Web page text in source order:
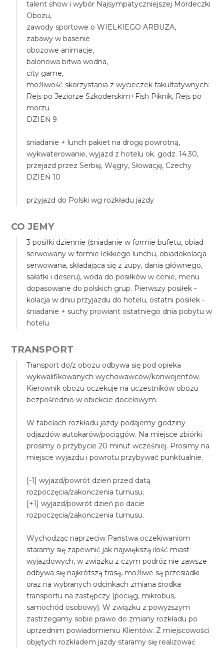
talent show i wybór Najsympatyczniejszej Mordeczki
Obozu,
zawody sportowe o WIELKIEGO ARBUZA,
zabawy w basenie
obozowe animacje,
balonowa bitwa wodna,
city game,
możliwość skorzystania z wycieczek fakultatywnych:
Rejs po Jeziorze Szkoderskim+Fish Piknik, Rejs po
morzu
DZIEŃ 9
śniadanie + lunch pakiet na drogę powrotną,
wykwaterowanie, wyjazd z hotelu ok. godz. 14.30,
przejazd przez Serbię, Węgry, Słowację, Czechy
DZIEŃ 10
przyjazd do Polski wg rozkładu jazdy
CO JEMY
3 posiłki dziennie (śniadanie w formie bufetu, obiad
serwowany w formie lekkiego lunchu, obiadokolacja
serwowana, składająca się z zupy, dania głównego,
sałatki i deseru), woda do posiłków w cenie, menu
dopasowane do polskich grup. Pierwszy posiłek -
kolacja w dniu przyjazdu do hotelu, ostatni posiłek -
śniadanie + suchy prowiant ostatniego dnia pobytu w
hotelu.
TRANSPORT
Transport do/z obozu odbywa się pod opieka
wykwalifikowanych wychowawców/konwojentów.
Kierownik obozu oczekuje na uczestników obozu
bezpośrednio w obiekcie docelowym.
W tabelach rozkładu jazdy podajemy godziny
odjazdów autokarów/pociągów. Na miejsce zbiórki
prosimy o przybycie 20 minut wcześniej. Prosimy na
miejsce wyjazdu i powrotu przybywać punktualnie.
[-1] wyjazd/powrót dzień przed datą
rozpoczęcia/zakończenia turnusu;
[+1] wyjazd/powrót dzień po dacie
rozpoczęcia/zakończenia turnusu.
Wychodząc naprzeciw Państwa oczekiwaniom
staramy się zapewnić jak największą ilość miast
wyjazdowych, w związku z czym podróż nie zawsze
odbywa się najkrótszą trasą, możliwe są przesiadki
oraz na wybranych odcinkach zmiana środka
transportu na zastępczy (pociąg, mikrobus,
samochód osobowy). W związku z powyższym
zastrzegamy sobie prawo do zmiany rozkładu po
uprzednim powiadomieniu Klientów. Z miejscowości
objętych rozkładem jazdy staramy się realizować